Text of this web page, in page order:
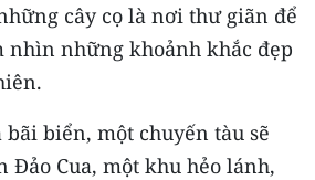
cây cọ là nơi thư giãn để
nhìn những khoảnh khắc đẹp
biển, một chuyến tàu sẽ
Đảo Cua, một khu hẻo lánh,